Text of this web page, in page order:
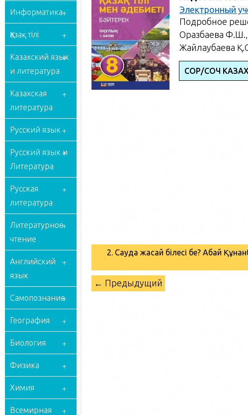
Информатика
Қазақ тілі
Казахский язык
и литература
Казахская
литература
Русский язык
Русский язык и
Литература
Русская
литература
Литературное
чтение
Английский
язык
Самопознание
География
Биология
Физика
Химия
Всемирная
Электронный
Подробное
Оразбаева
Жайлаубаева
СОР/СОЧ
2. Сауда жасай білесің бе? Абай
← Предыдущий